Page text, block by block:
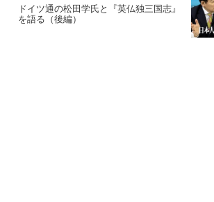
ドイツ通の松田学氏と『英仏独三国志』
を語る（後編）